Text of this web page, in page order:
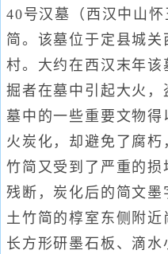
40号汉墓（西汉中山
简。该墓位于定县城
村。大约在西汉末年
掘者在墓中引起大火
墓中的一些重要文物
火炭化，却避免了腐
竹简又受到了严重的
残断，炭化后的简文
土竹简的椁室东侧附近
长方形研墨石板、滴